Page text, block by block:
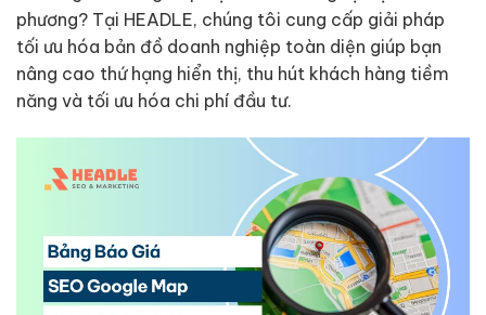
phương? Tại HEADLE, chúng tôi cung cấp giải pháp
tối ưu hóa bản đồ doanh nghiệp toàn diện giúp bạn
nâng cao thứ hạng hiển thị, thu hút khách hàng tiềm
năng và tối ưu hóa chi phí đầu tư.